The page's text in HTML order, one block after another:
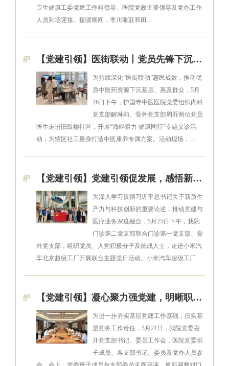
卫生健康工委党建工作科领导、医院党政主要领导及党办工作
人员到场迎接。援疆期间，李川派驻和田…
【党建引领】医街联动丨党员先锋下沉一线 医者仁心义诊惠民——护国寺中医医院走进什刹海街道开展专题义诊
为持续深化“医街联动”惠民成效，推动优
质中医药资源下沉基层、惠及群众，5月
26日下午，护国寺中医医院党委组织内科
党支部解琳莉、骨外党支部周乔两位党员
医生走进旧鼓楼社区，开展“海畔聚力 健康同行”专题义诊活
动，为辖区社工量身打造中医康养专属方案。活动现场，…
【党建引领】党建引领促发展，感悟新质生产力——门诊第二党支部联合多支部开展主题党日活动
为深入学习贯彻习近平总书记关于新质生
产力与科技创新的重要论述，推动党建与
医疗业务深度融合，5月25日下午，我院
门诊第二党支部联合门诊第一党支部、骨
外党支部，组织党员、入党积极分子及统战人士，走进小米汽
车北京超级工厂开展联合主题党日活动。小米汽车超级工厂…
【党建引领】凝心聚力强党建，明晰职责促实干——护国寺中医医院党委召开党支部书记、委员工作会
为进一步夯实基层党建工作基础，压实基
层党务工作责任，5月21日，我院党委召
开党支部书记、委员工作会，医院党委班
子成员、各支部书记、委员及党办人员参